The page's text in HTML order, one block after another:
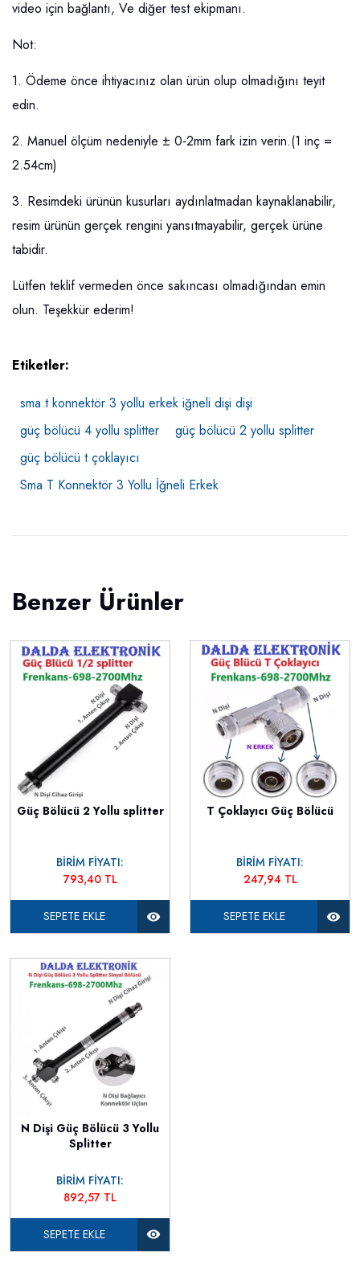
video için bağlantı, Ve diğer test ekipmanı.
Not:
1. Ödeme önce ihtiyacınız olan ürün olup olmadığını teyit
edin.
2. Manuel ölçüm nedeniyle ± 0-2mm fark izin verin.(1 inç =
2.54cm)
3. Resimdeki ürünün kusurları aydınlatmadan kaynaklanabilir,
resim ürünün gerçek rengini yansıtmayabilir, gerçek ürüne
tabidir.
Lütfen teklif vermeden önce sakıncası olmadığından emin
olun. Teşekkür ederim!
Etiketler:
sma t konnektör 3 yollu erkek iğneli dişi dişi
güç bölücü 4 yollu splitter
güç bölücü 2 yollu splitter
güç bölücü t çoklayıcı
Sma T Konnektör 3 Yollu İğneli Erkek
Benzer Ürünler
Güç Bölücü 2 Yollu splitter
BİRİM FİYATI:
793,40 TL
SEPETE EKLE
T Çoklayıcı Güç Bölücü
BİRİM FİYATI:
247,94 TL
SEPETE EKLE
N Dişi Güç Bölücü 3 Yollu
Splitter
BİRİM FİYATI:
892,57 TL
SEPETE EKLE